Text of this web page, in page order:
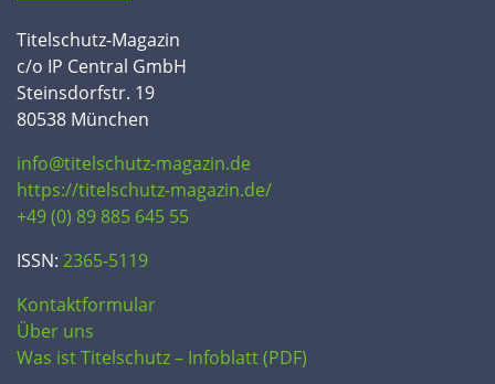
Titelschutz-Magazin
c/o IP Central GmbH
Steinsdorfstr. 19
80538 München
info@titelschutz-magazin.de
https://titelschutz-magazin.de/
+49 (0) 89 885 645 55
ISSN: 2365-5119
Kontaktformular
Über uns
Was ist Titelschutz – Infoblatt (PDF)